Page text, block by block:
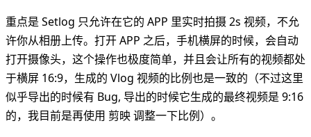
重点是 Setlog 只允许在它的 APP 里实时拍摄 2s 视频，不允
许你从相册上传。打开 APP 之后，手机横屏的时候，会自动
打开摄像头，这个操作也极度简单，并且会让所有的视频都处
于横屏 16:9，生成的 Vlog 视频的比例也是一致的（不过这里
似乎导出的时候有 Bug, 导出的时候它生成的最终视频是 9:16
的，我目前是再使用 剪映 调整一下比例）。